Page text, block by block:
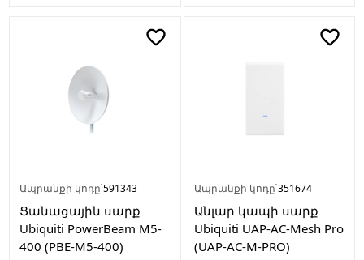
Ապրանքի կոդը՝591343
Ցանացային սարք
Ubiquiti PowerBeam M5-
400 (PBE-M5-400)
Ապրանքի կոդը՝351674
Անլար կապի սարք
Ubiquiti UAP-AC-Mesh Pro
(UAP-AC-M-PRO)